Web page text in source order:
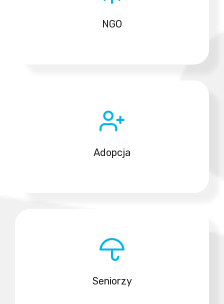
NGO
Adopcja
Seniorzy